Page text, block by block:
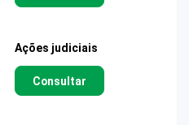
Ações judiciais
Consultar